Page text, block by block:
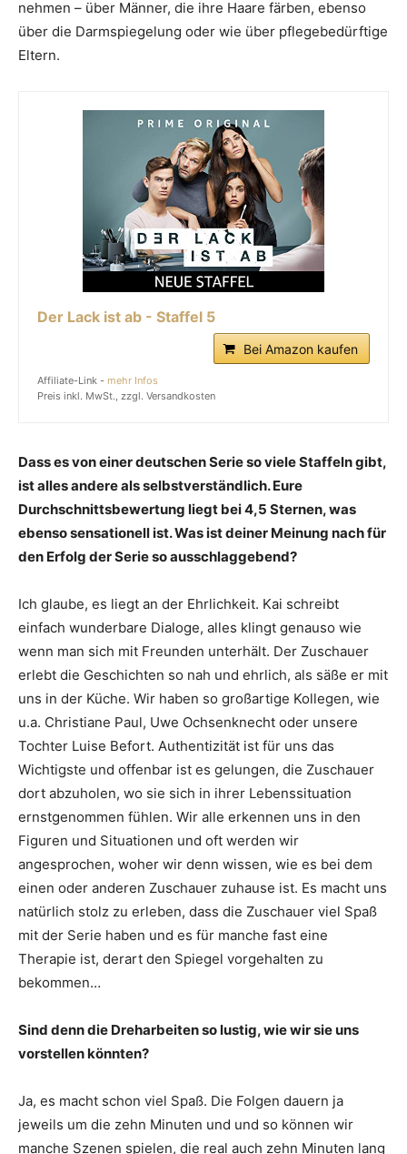
nehmen – über Männer, die ihre Haare färben, ebenso
über die Darmspiegelung oder wie über pflegebedürftige
Eltern.
Der Lack ist ab - Staffel 5
Bei Amazon kaufen
Affiliate-Link - mehr Infos
Preis inkl. MwSt., zzgl. Versandkosten
Dass es von einer deutschen Serie so viele Staffeln gibt,
ist alles andere als selbstverständlich. Eure
Durchschnittsbewertung liegt bei 4,5 Sternen, was
ebenso sensationell ist. Was ist deiner Meinung nach für
den Erfolg der Serie so ausschlaggebend?
Ich glaube, es liegt an der Ehrlichkeit. Kai schreibt
einfach wunderbare Dialoge, alles klingt genauso wie
wenn man sich mit Freunden unterhält. Der Zuschauer
erlebt die Geschichten so nah und ehrlich, als säße er mit
uns in der Küche. Wir haben so großartige Kollegen, wie
u.a. Christiane Paul, Uwe Ochsenknecht oder unsere
Tochter Luise Befort. Authentizität ist für uns das
Wichtigste und offenbar ist es gelungen, die Zuschauer
dort abzuholen, wo sie sich in ihrer Lebenssituation
ernstgenommen fühlen. Wir alle erkennen uns in den
Figuren und Situationen und oft werden wir
angesprochen, woher wir denn wissen, wie es bei dem
einen oder anderen Zuschauer zuhause ist. Es macht uns
natürlich stolz zu erleben, dass die Zuschauer viel Spaß
mit der Serie haben und es für manche fast eine
Therapie ist, derart den Spiegel vorgehalten zu
bekommen…
Sind denn die Dreharbeiten so lustig, wie wir sie uns
vorstellen könnten?
Ja, es macht schon viel Spaß. Die Folgen dauern ja
jeweils um die zehn Minuten und und so können wir
manche Szenen spielen, die real auch zehn Minuten lang